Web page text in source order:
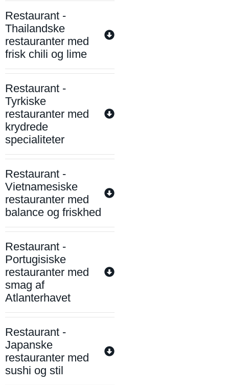
Restaurant -
Thailandske
restauranter med
frisk chili og lime
Restaurant -
Tyrkiske
restauranter med
krydrede
specialiteter
Restaurant -
Vietnamesiske
restauranter med
balance og friskhed
Restaurant -
Portugisiske
restauranter med
smag af
Atlanterhavet
Restaurant -
Japanske
restauranter med
sushi og stil